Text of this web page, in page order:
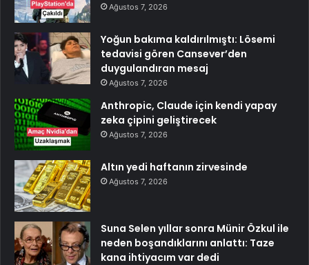
Ağustos 7, 2026
Yoğun bakıma kaldırılmıştı: Lösemi
tedavisi gören Cansever’den
duygulandıran mesaj
Ağustos 7, 2026
Anthropic, Claude için kendi yapay
zeka çipini geliştirecek
Ağustos 7, 2026
Altın yedi haftanın zirvesinde
Ağustos 7, 2026
Suna Selen yıllar sonra Münir Özkul ile
neden boşandıklarını anlattı: Taze
kana ihtiyacım var dedi